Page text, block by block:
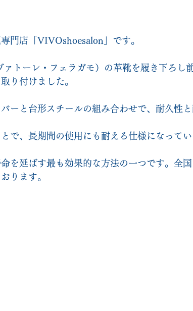
門店「VIVOshoesalon」です。
ァトーレ・フェラガモ）の革靴を履き下ろし
り付けました。
ーと台形スチールの組み合わせで、耐久性と
で、長期間の使用にも耐える仕様になってい
を延ばす最も効果的な方法の一つです。全
ります。